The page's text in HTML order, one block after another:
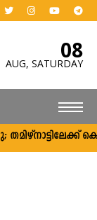
08
AUG, SATURDAY